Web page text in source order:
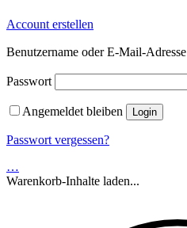
Account erstellen
Benutzername oder E-Mail-Adresse
Passwort
Angemeldet bleiben
Passwort vergessen?
…
Warenkorb-Inhalte laden...